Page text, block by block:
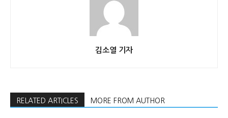
김소열 기자
RELATED ARTICLES MORE FROM AUTHOR